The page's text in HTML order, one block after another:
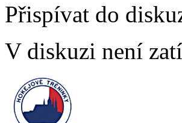
Přispívat do
V diskuzi není